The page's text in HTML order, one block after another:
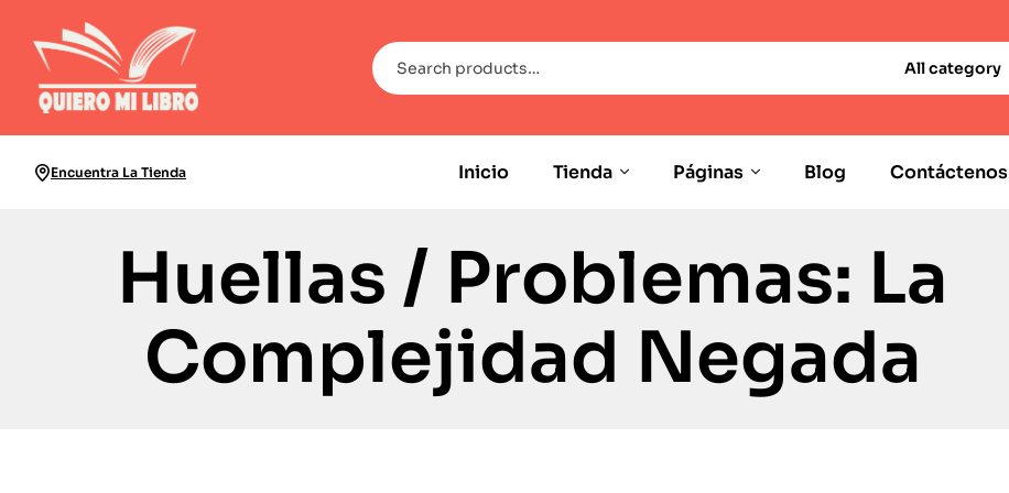
All category
Encuentra La Tienda Inicio Tienda Páginas Blog Contáctenos
Huellas / Problemas: La
Complejidad Negada